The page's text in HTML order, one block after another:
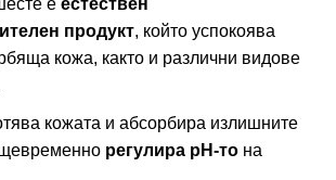
продукт, който успокоява
кожа, както и различни видове
кожата и абсорбира излишните
регулира рН-то на